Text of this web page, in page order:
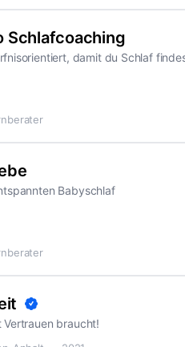
Schlafcoaching
damit du Schlaf
Babyschlaf
Vertrauen braucht!